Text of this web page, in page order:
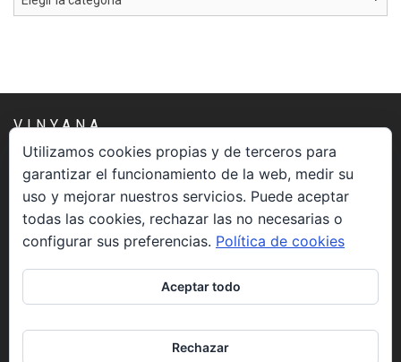
VINYANA
Una asociación constituida sin ánimo de lucro cuya misión
es atender los aspectos espirituales relacionados con el
proceso vivir el morir.
REDES SOCIALES
Utilizamos cookies propias y de terceros para
garantizar el funcionamiento de la web, medir su
uso y mejorar nuestros servicios. Puede aceptar
todas las cookies, rechazar las no necesarias o
configurar sus preferencias. Política de cookies
Aceptar todo
Rechazar